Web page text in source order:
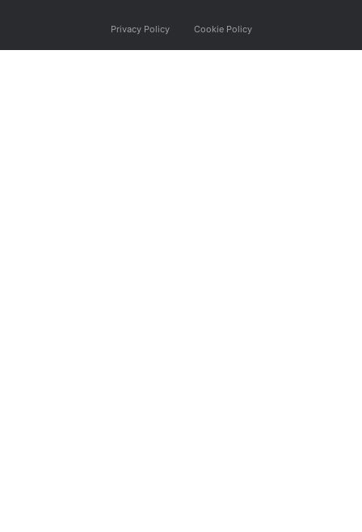
Privacy Policy Cookie Policy